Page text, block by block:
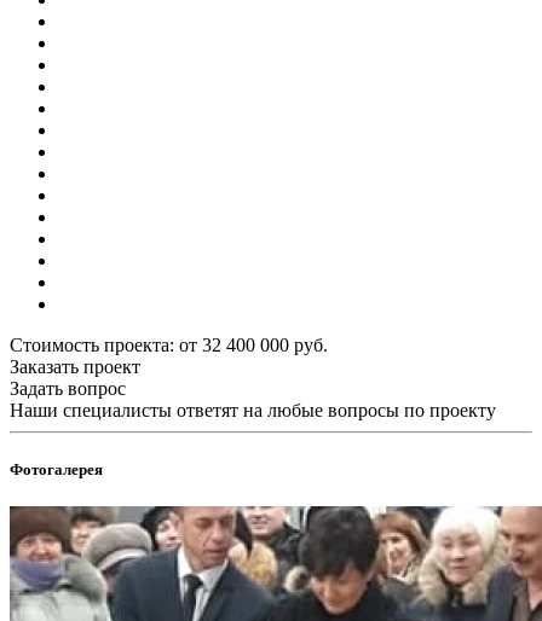
Стоимость проекта: от 32 400 000 руб.
Заказать проект
Задать вопрос
Наши специалисты ответят на любые вопросы по проекту
Фотогалерея